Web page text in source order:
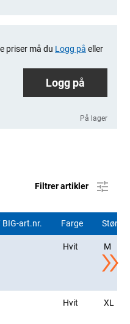
priser må du Logg på eller
Logg på
På lager
Filtrer artikler
art.nr. Farge
Hvit M
Hvit XL